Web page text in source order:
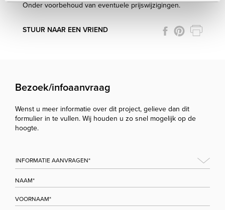
Onder voorbehoud van eventuele prijswijzigingen.
STUUR NAAR EEN VRIEND
Bezoek/infoaanvraag
Wenst u meer informatie over dit project, gelieve dan dit
formulier in te vullen. Wij houden u zo snel mogelijk op de
hoogte.